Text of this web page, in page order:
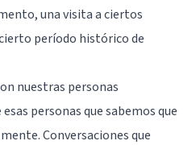
una visita a ciertos
período histórico de
nuestras personas
personas que sabemos que
Conversaciones que